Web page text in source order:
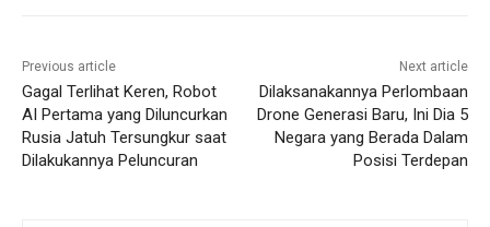
Previous article
Gagal Terlihat Keren, Robot
AI Pertama yang Diluncurkan
Rusia Jatuh Tersungkur saat
Dilakukannya Peluncuran
Next article
Dilaksanakannya Perlombaan
Drone Generasi Baru, Ini Dia 5
Negara yang Berada Dalam
Posisi Terdepan